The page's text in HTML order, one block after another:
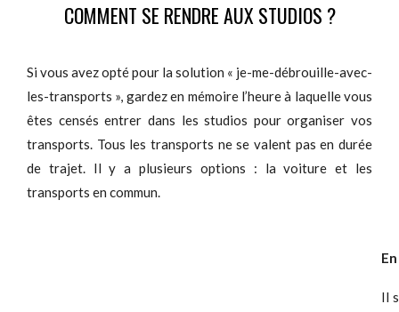
COMMENT SE RENDRE AUX STUDIOS ?
Si vous avez opté pour la solution « je-me-débrouille-avec-
les-transports », gardez en mémoire l’heure à laquelle vous
êtes censés entrer dans les studios pour organiser vos
transports. Tous les transports ne se valent pas en durée
de trajet. Il y a plusieurs options : la voiture et les
transports en commun.
Il